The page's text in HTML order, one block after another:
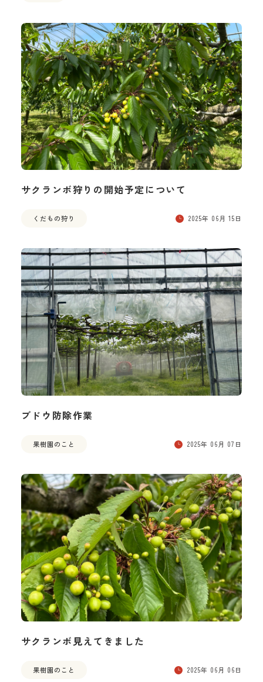
サクランボ狩りの開始予定について
くだもの狩り 2025年 06月 15日
ブドウ防除作業
果樹園のこと 2025年 06月 07日
サクランボ見えてきました
果樹園のこと 2025年 06月 06日